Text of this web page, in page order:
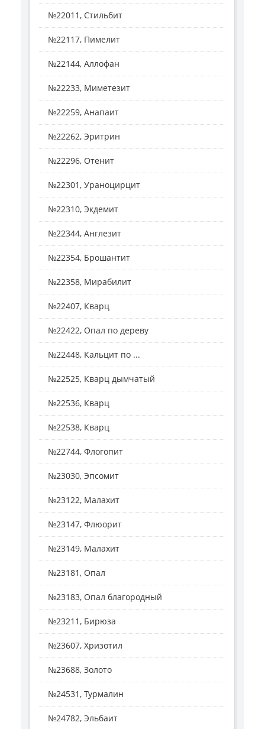
№22011, Стильбит
№22117, Пимелит
№22144, Аллофан
№22233, Миметезит
№22259, Анапаит
№22262, Эритрин
№22296, Отенит
№22301, Ураноцирцит
№22310, Экдемит
№22344, Англезит
№22354, Брошантит
№22358, Мирабилит
№22407, Кварц
№22422, Опал по дереву
№22448, Кальцит по ...
№22525, Кварц дымчатый
№22536, Кварц
№22538, Кварц
№22744, Флогопит
№23030, Эпсомит
№23122, Малахит
№23147, Флюорит
№23149, Малахит
№23181, Опал
№23183, Опал благородный
№23211, Бирюза
№23607, Хризотил
№23688, Золото
№24531, Турмалин
№24782, Эльбаит